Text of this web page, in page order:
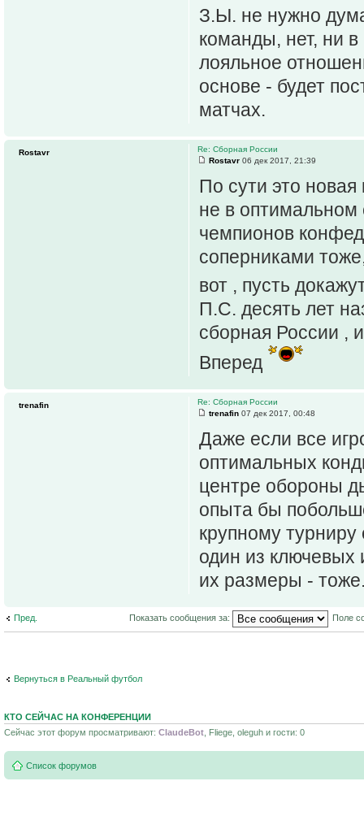
З.Ы. не нужно
команды, нет, ни в
лояльное
основе - будет
матчах.
Re: Сборная России
Rostavr 06 дек 2017, 21:39
По сути это
не в оптимальном
чемпионов
соперниками
вот , пусть
П.С. десять лет
сборная России ,
Вперед
Rostavr
Re: Сборная России
trenafin 07 дек 2017, 00:48
Даже если все
оптимальных
центре обороны
опыта бы
крупному
один из ключевых
их размеры -
trenafin
Пред. Показать сообщения за: Поле
Вернуться в Реальный футбол
КТО СЕЙЧАС НА КОНФЕРЕНЦИИ
Сейчас этот форум просматривают: ClaudeBot , Fliege, oleguh и гости: 0
Список форумов